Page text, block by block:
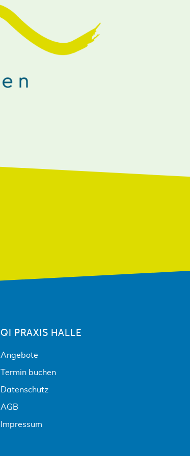
QI PRAXIS HALLE
Angebote
Termin buchen
Datenschutz
AGB
Impressum